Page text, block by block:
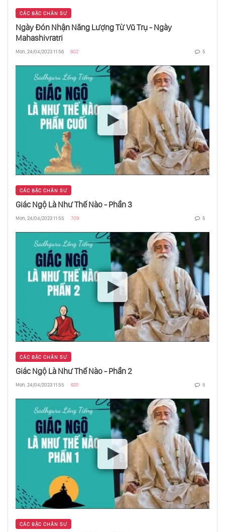
Năng Lượng Chân Không Tinh Hoa Của Vũ
Đại Dương Nước Mặn Bên Ngoài Trái Đất
Stephenson 2-18 Ngôi Sao Lớn Nhất Vũ Trụ
Sao Thủy Nơi Mặt Trời Là Cơn Ác Mộng
Sự Sống Ngoài Trái Đất Và Cuộc Tìm Kiếm
Các Hành Tinh Xa Lạ
Toàn Cảnh Sự Việc Sao Kim Xuất Hiện Dấu
Hiệu Của Sự Sống
Động Cơ Đẩy Ion Tên Lửa Plasma Và Warp
Mặt Trăng Enceladus Nhiệm Vụ Thế Kỷ
Hành Tinh Có Sự Sống Và Nền Văn Minh Bị
Lãng Quên
Vũ Trụ Phẳng Nhưng Tại Sao?
CÁC BẬC CHÂN SƯ
Ngày Đón Nhận Năng Lượng Từ Vũ Trụ - Ngày
Mahashivratri
Mon, 24/04/2023 11:56 602 5
CÁC BẬC CHÂN SƯ
Giác Ngộ Là Như Thế Nào - Phần 3
Mon, 24/04/2023 11:55 709 5
CÁC BẬC CHÂN SƯ
Giác Ngộ Là Như Thế Nào - Phần 2
Mon, 24/04/2023 11:55 620 5
CÁC BẬC CHÂN SƯ